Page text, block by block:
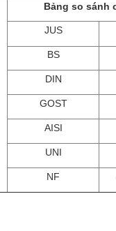
Bảng so sánh
JUS
BS
DIN
GOST
AISI
UNI
NF